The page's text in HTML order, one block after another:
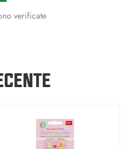
verificate